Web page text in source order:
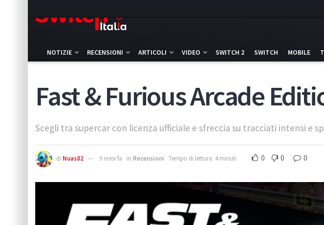
NOTIZIE RECENSIONI ARTICOLI VIDEO SWITCH 2 SWITCH MOBILE
Fast & Furious Arcade
Scegli tra supercar con licenza ufficiale e sfreccia su tracciati intensi e
di Nuas82 9 mesi fa in Recensioni Tempo di lettura: 4 minuti 0 0 0